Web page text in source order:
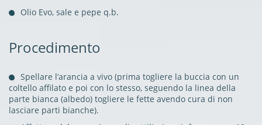
Olio Evo, sale e pepe q.b.
Procedimento
Spellare l’arancia a vivo (prima togliere la buccia con un
coltello affilato e poi con lo stesso, seguendo la linea della
parte bianca (albedo) togliere le fette avendo cura di non
lasciare parti bianche).